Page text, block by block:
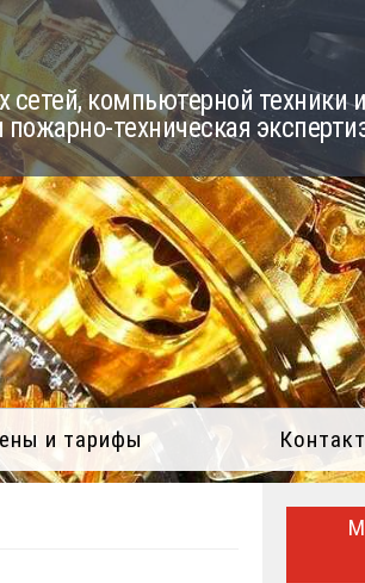
компьютерной техники и
техническая
и тарифы